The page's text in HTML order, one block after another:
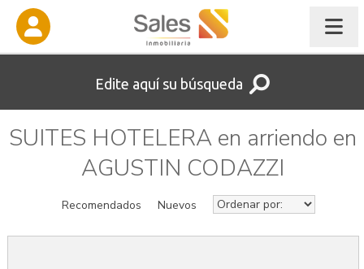
Edite aquí su búsqueda
SUITES HOTELERA en arriendo en
AGUSTIN CODAZZI
Recomendados Nuevos